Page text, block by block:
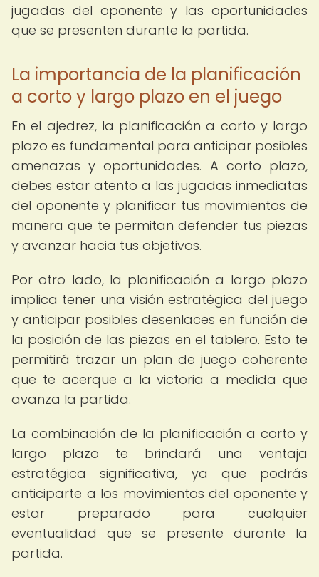
jugadas del oponente y las oportunidades
que se presenten durante la partida.
La importancia de la planificación
a corto y largo plazo en el juego
En el ajedrez, la planificación a corto y largo
plazo es fundamental para anticipar posibles
amenazas y oportunidades. A corto plazo,
debes estar atento a las jugadas inmediatas
del oponente y planificar tus movimientos de
manera que te permitan defender tus piezas
y avanzar hacia tus objetivos.
Por otro lado, la planificación a largo plazo
implica tener una visión estratégica del juego
y anticipar posibles desenlaces en función de
la posición de las piezas en el tablero. Esto te
permitirá trazar un plan de juego coherente
que te acerque a la victoria a medida que
avanza la partida.
La combinación de la planificación a corto y
largo plazo te brindará una ventaja
estratégica significativa, ya que podrás
anticiparte a los movimientos del oponente y
estar preparado para cualquier
eventualidad que se presente durante la
partida.